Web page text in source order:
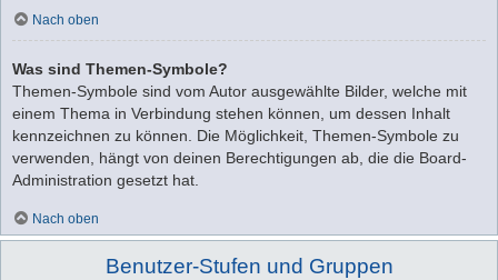
Nach oben
Was sind Themen-Symbole?
Themen-Symbole sind vom Autor ausgewählte Bilder, welche mit
einem Thema in Verbindung stehen können, um dessen Inhalt
kennzeichnen zu können. Die Möglichkeit, Themen-Symbole zu
verwenden, hängt von deinen Berechtigungen ab, die die Board-
Administration gesetzt hat.
Nach oben
Benutzer-Stufen und Gruppen